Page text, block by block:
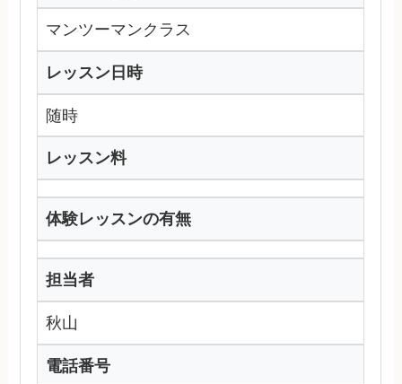
マンツーマンクラス
レッスン日時
随時
レッスン料
体験レッスンの有無
担当者
秋山
電話番号